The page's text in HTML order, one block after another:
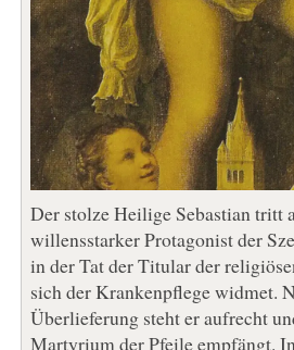
Der stolze Heilige Sebastian tritt
willensstarker Protagonist der
in der Tat der Titular der
sich der Krankenpflege widmet.
Überlieferung steht er aufrecht
Martyrium der Pfeile empfängt.